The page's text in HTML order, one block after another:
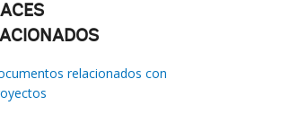
relacionados con